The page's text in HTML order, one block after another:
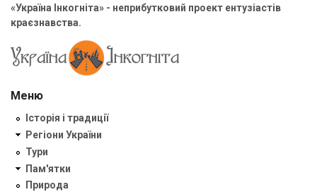
«Україна Інкогніта» - неприбутковий проект ентузіастів
краєзнавства.
Меню
Історія і традиції
Регіони України
Тури
Пам'ятки
Природа